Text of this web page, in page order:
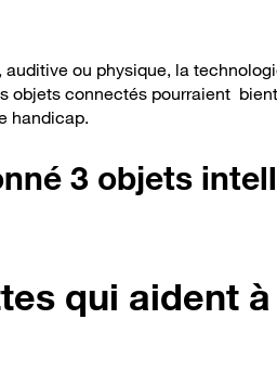
auditive ou physique, la
objets connectés pourraient
handicap.
3 objets
qui aident